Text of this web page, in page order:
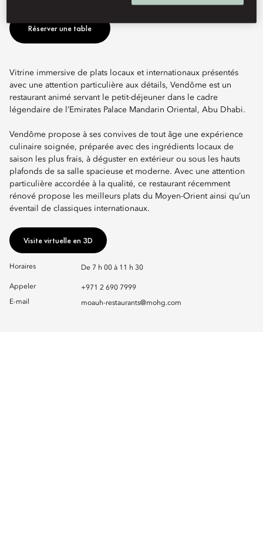
Réserver une table
Vitrine immersive de plats locaux et internationaux présentés
avec une attention particulière aux détails, Vendôme est un
restaurant animé servant le petit-déjeuner dans le cadre
légendaire de l’Emirates Palace Mandarin Oriental, Abu Dhabi.
Vendôme propose à ses convives de tout âge une expérience
culinaire soignée, préparée avec des ingrédients locaux de
saison les plus frais, à déguster en extérieur ou sous les hauts
plafonds de sa salle spacieuse et moderne. Avec une attention
particulière accordée à la qualité, ce restaurant récemment
rénové propose les meilleurs plats du Moyen-Orient ainsi qu’un
éventail de classiques internationaux.
Visite virtuelle en 3D
Horaires De 7 h 00 à 11 h 30
Appeler
+971 2 690 7999
E-mail
moauh-restaurants@mohg.com